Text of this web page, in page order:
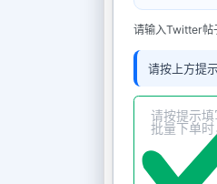
请输入Twitter
请按上方提